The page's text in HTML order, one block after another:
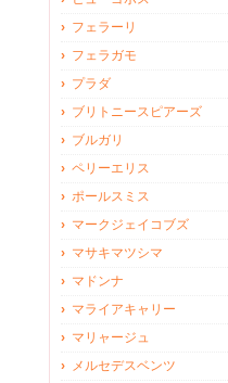
フェラーリ
フェラガモ
プラダ
ブリトニースピアーズ
ブルガリ
ペリーエリス
ポールスミス
マークジェイコブズ
マサキマツシマ
マドンナ
マライアキャリー
マリャージュ
メルセデスベンツ